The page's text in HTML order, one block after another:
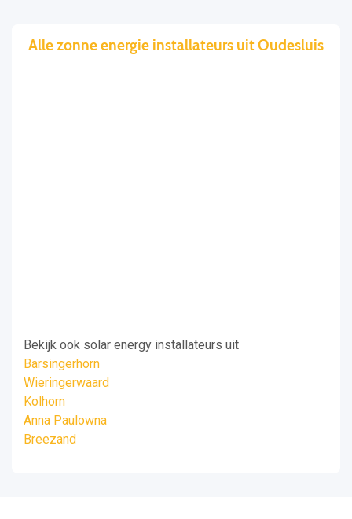
Alle zonne energie installateurs uit Oudesluis
Bekijk ook solar energy installateurs uit
Barsingerhorn
Wieringerwaard
Kolhorn
Anna Paulowna
Breezand